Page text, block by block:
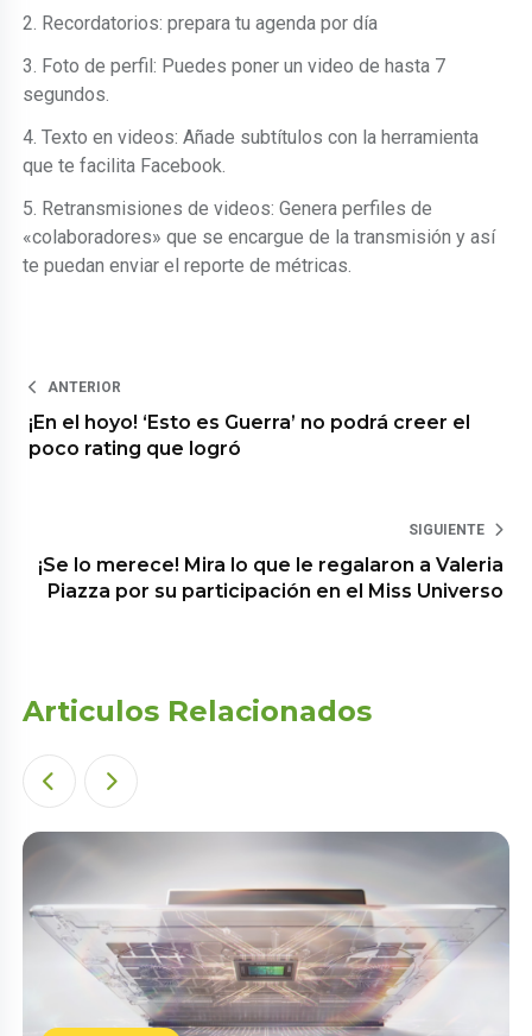
2. Recordatorios: prepara tu agenda por día
3. Foto de perfil: Puedes poner un video de hasta 7
segundos.
4. Texto en videos: Añade subtítulos con la herramienta
que te facilita Facebook.
5. Retransmisiones de videos: Genera perfiles de
«colaboradores» que se encargue de la transmisión y así
te puedan enviar el reporte de métricas.
ANTERIOR
¡En el hoyo! ‘Esto es Guerra’ no podrá creer el
poco rating que logró
SIGUIENTE
¡Se lo merece! Mira lo que le regalaron a Valeria
Piazza por su participación en el Miss Universo
Articulos Relacionados